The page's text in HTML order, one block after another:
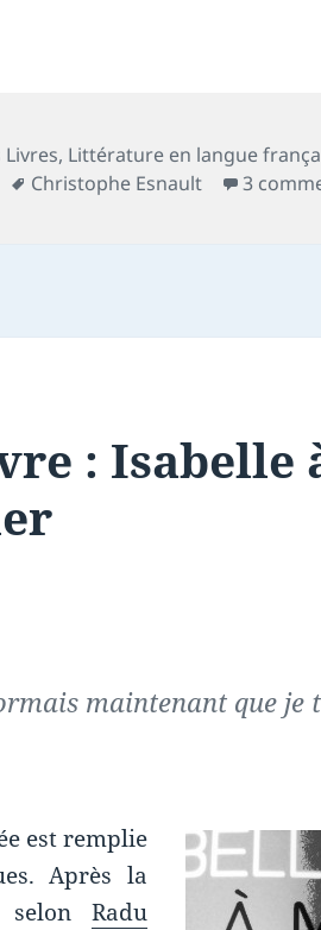
, Littérature en langue
Mots-
Christophe Esnault 3
: Isabelle
maintenant que je
est remplie
Après la
selon Radu